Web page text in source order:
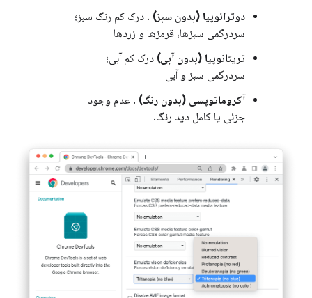
دوترانوپیا (بدون سبز) . درک کم رنگ سبز؛
سردرگمی سبزها، قرمزها و زردها
تریتانوپیا (بدون آبی) درک کم آبی؛
سردرگمی سبز و آبی
آکروماتوپسی (بدون رنگ) . عدم وجود
جزئی یا کامل دید رنگ.